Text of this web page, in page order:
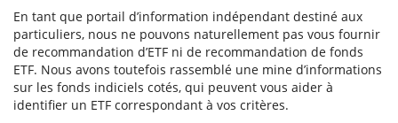
En tant que portail d’information indépendant destiné aux
particuliers, nous ne pouvons naturellement pas vous fournir
de recommandation d’ETF ni de recommandation de fonds
ETF. Nous avons toutefois rassemblé une mine d’informations
sur les fonds indiciels cotés, qui peuvent vous aider à
identifier un ETF correspondant à vos critères.